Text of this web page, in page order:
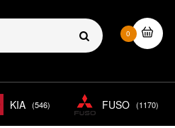
0
KIA (546) FUSO (1170)